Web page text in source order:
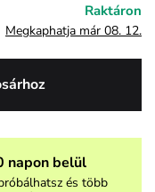
Raktáron
Megkaphatja már 08. 12.
napon belül
és több